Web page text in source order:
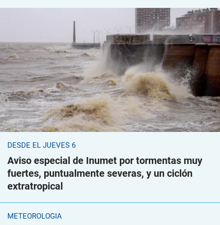
DESDE EL JUEVES 6
Aviso especial de Inumet por tormentas muy
fuertes, puntualmente severas, y un ciclón
extratropical
METEOROLOGÍA